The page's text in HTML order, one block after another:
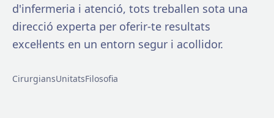
d'infermeria i atenció, tots treballen sota una
direcció experta per oferir-te resultats
excel·lents en un entorn segur i acollidor.
CirurgiansUnitatsFilosofia